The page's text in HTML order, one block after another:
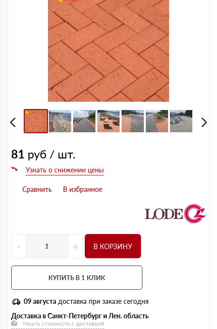
81 руб / шт.
- + В КОРЗИНУ
КУПИТЬ В 1 КЛИК
09 августа доставка при заказе сегодня
Доставка в Санкт-Петербург и Лен. область
Узнать стоимость с доставкой